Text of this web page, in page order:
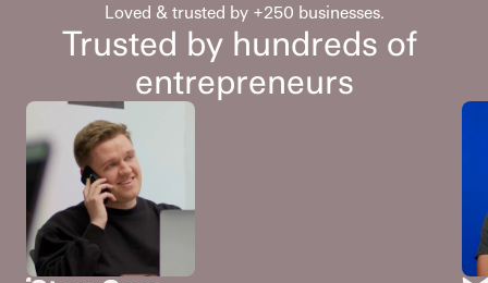
Loved & trusted by +250 businesses.
Trusted by hundreds of
entrepreneurs